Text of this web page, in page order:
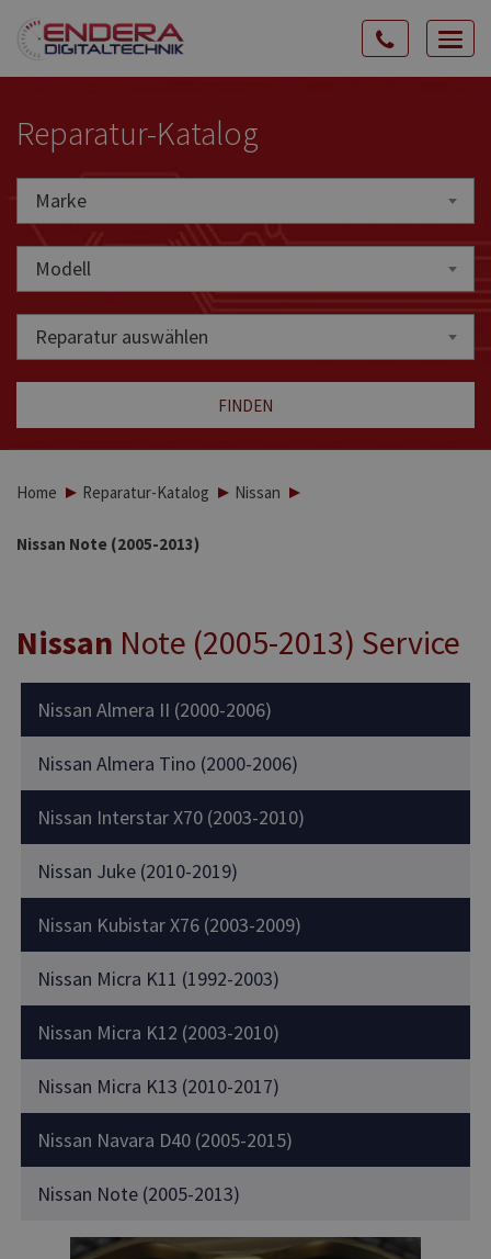
Reparatur-Katalog
MarkeMarke
Modell
Reparatur auswählen
FINDEN
Home Reparatur-Katalog Nissan
Nissan Note (2005-2013)
Nissan Note (2005-2013) Service
Nissan Almera II (2000-2006)
Nissan Almera Tino (2000-2006)
Nissan Interstar X70 (2003-2010)
Nissan Juke (2010-2019)
Nissan Kubistar X76 (2003-2009)
Nissan Micra K11 (1992-2003)
Nissan Micra K12 (2003-2010)
Nissan Micra K13 (2010-2017)
Nissan Navara D40 (2005-2015)
Nissan Note (2005-2013)